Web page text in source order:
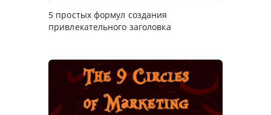
5 простых формул создания
привлекательного заголовка